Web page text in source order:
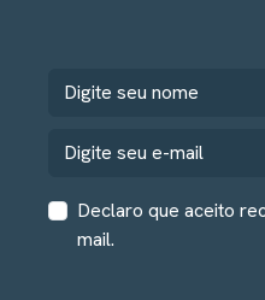
Declaro que aceito
mail.